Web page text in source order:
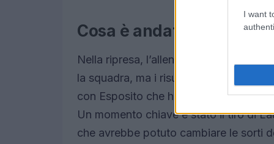
I want
Cosa è andato storto per
Nella ripresa, l’allenatore Chivu ha
la squadra, ma i risultati sono stati
con Esposito che ha creato alcune
Un momento chiave è stato il tiro di
che avrebbe potuto cambiare le sorti